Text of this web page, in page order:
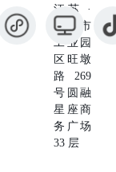
江苏 ·
苏州市
工业园
区旺墩
路269
号圆融
星座商
务广场
33 层